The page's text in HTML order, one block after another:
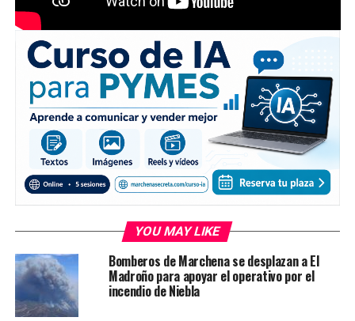
YOU MAY LIKE
Bomberos de Marchena se desplazan a El
Madroño para apoyar el operativo por el
incendio de Niebla